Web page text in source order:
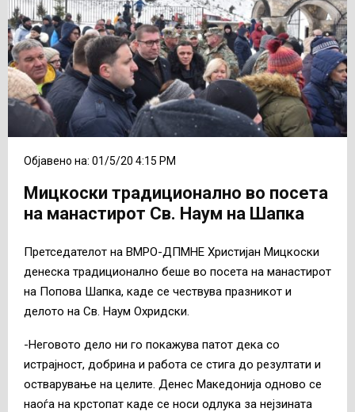
Објавено на: 01/5/20 4:15 PM
Мицкоски традиционално во посета
на манастирот Св. Наум на Шапка
Претседателот на ВМРО-ДПМНЕ Христијан Мицкоски
денеска традиционално беше во посета на манастирот
на Попова Шапка, каде се чествува празникот и
делото на Св. Наум Охридски.
-Неговото дело ни го покажува патот дека со
истрајност, добрина и работа се стига до резултати и
остварување на целите. Денес Македонија одново се
наоѓа на крстопат каде се носи одлука за нејзината